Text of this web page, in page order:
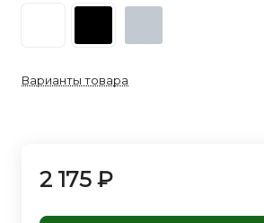
Варианты товара
2 175 ₽